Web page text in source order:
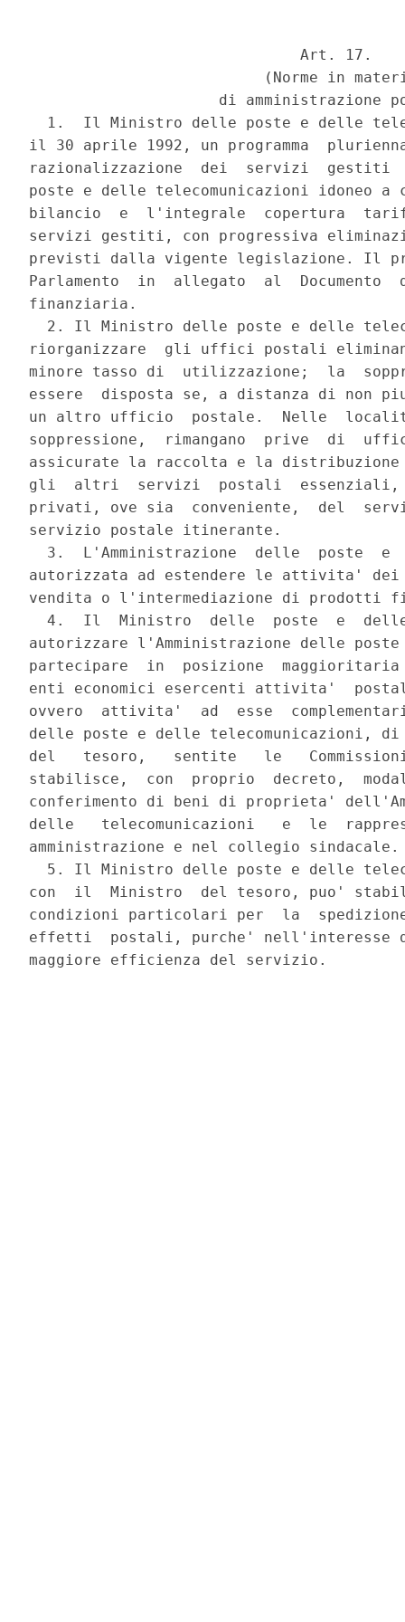
                              Art. 17.
(Norme in
di amministrazione
1.  Il Ministro delle poste e delle
il 30 aprile 1992, un programma
razionalizzazione  dei  servizi  gestiti
poste e delle telecomunicazioni idoneo
bilancio  e  l'integrale  copertura
servizi gestiti, con progressiva
previsti dalla vigente legislazione. Il
Parlamento  in  allegato  al  Documento
finanziaria.
2. Il Ministro delle poste e delle
riorganizzare  gli uffici postali
minore tasso di  utilizzazione;  la
essere  disposta se, a distanza di non
un altro ufficio  postale.  Nelle
soppressione,  rimangano  prive  di
assicurate la raccolta e la
gli  altri  servizi  postali  essenziali,
privati, ove sia  conveniente,  del
servizio postale itinerante.
3.  L'Amministrazione  delle  poste  e
autorizzata ad estendere le attivita'
vendita o l'intermediazione di
4.  Il  Ministro  delle  poste  e
autorizzare l'Amministrazione delle
partecipare  in  posizione
enti economici esercenti attivita'
ovvero  attivita'  ad  esse
delle poste e delle telecomunicazioni,
del   tesoro,   sentite   le
stabilisce,  con  proprio  decreto,
conferimento di beni di proprieta'
delle   telecomunicazioni   e  le
amministrazione e nel collegio sindacale.
5. Il Ministro delle poste e delle
con  il  Ministro  del tesoro, puo'
condizioni particolari per  la
effetti  postali, purche' nell'interesse